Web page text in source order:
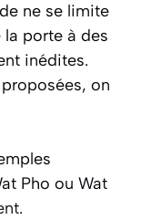
ne se limite
la porte à des
inédites.
on
Pho ou Wat
.